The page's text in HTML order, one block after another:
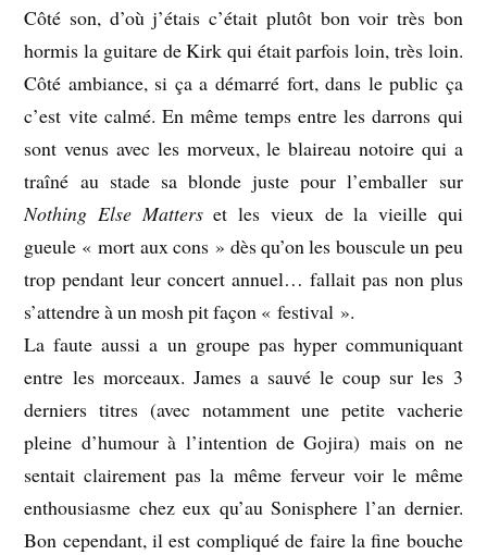
Côté son, d’où j’étais c’était plutôt bon voir très bon
hormis la guitare de Kirk qui était parfois loin, très loin.
Côté ambiance, si ça a démarré fort, dans le public ça
c’est vite calmé. En même temps entre les darrons qui
sont venus avec les morveux, le blaireau notoire qui a
traîné au stade sa blonde juste pour l’emballer sur
Nothing Else Matterset les vieux de la vieille qui
gueule « mort aux cons » dès qu’on les bouscule un peu
trop pendant leur concert annuel… fallait pas non plus
s’attendre à un mosh pit façon « festival ».
La faute aussi a un groupe pas hyper communiquant
entre les morceaux. James a sauvé le coup sur les 3
derniers titres (avec notamment une petite vacherie
pleine d’humour à l’intention de Gojira) mais on ne
sentait clairement pas la même ferveur voir le même
enthousiasme chez eux qu’au Sonisphere l’an dernier.
Bon cependant, il est compliqué de faire la fine bouche